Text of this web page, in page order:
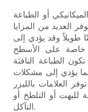
أو الطباعة
العديد من المزايا
طويلاً وقد يؤدي إلى
خاصة على الأسطح
الطباعة النافثة
يؤدي إلى مشكلات
العلامات بالليزر
للبهت أو التلطخ أو
التآكل.